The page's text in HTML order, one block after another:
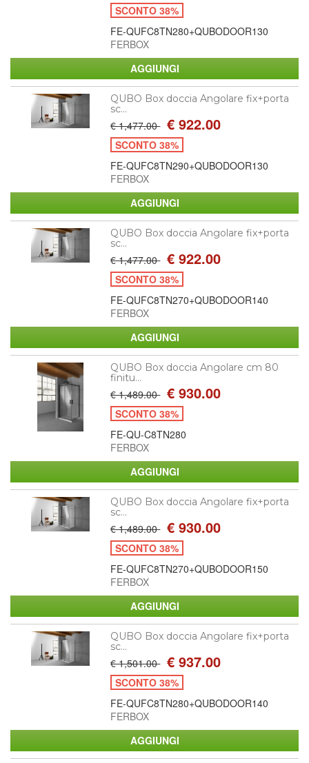
SCONTO 38%
FE-QUFC8TN280+QUBODOOR130
FERBOX
QUBO Box doccia Angolare fix+porta
sc...
€ 1,477.00 € 922.00
SCONTO 38%
FE-QUFC8TN290+QUBODOOR130
FERBOX
QUBO Box doccia Angolare fix+porta
sc...
€ 1,477.00 € 922.00
SCONTO 38%
FE-QUFC8TN270+QUBODOOR140
FERBOX
QUBO Box doccia Angolare cm 80
finitu...
€ 1,489.00 € 930.00
SCONTO 38%
FE-QU-C8TN280
FERBOX
QUBO Box doccia Angolare fix+porta
sc...
€ 1,489.00 € 930.00
SCONTO 38%
FE-QUFC8TN270+QUBODOOR150
FERBOX
QUBO Box doccia Angolare fix+porta
sc...
€ 1,501.00 € 937.00
SCONTO 38%
FE-QUFC8TN280+QUBODOOR140
FERBOX